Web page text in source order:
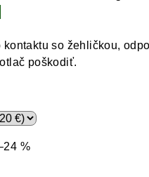
so žehličkou,
poškodiť.
%